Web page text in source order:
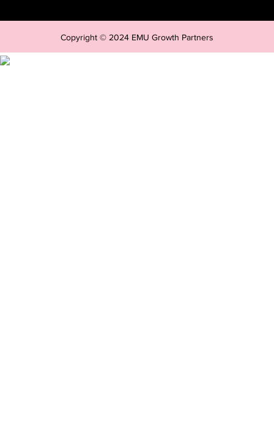
Copyright © 2024 EMU Growth Partners